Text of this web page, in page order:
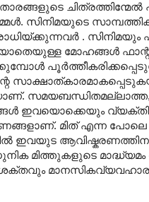
സിനിമയുടെ
. സിനിമയും
മോഹങ്ങൾ
ഇവയൊക്കെയും
മിത് എന്ന
ഇവയുട ആവിഷ്കരണത്തിനും
മിത്തുകളുടെ